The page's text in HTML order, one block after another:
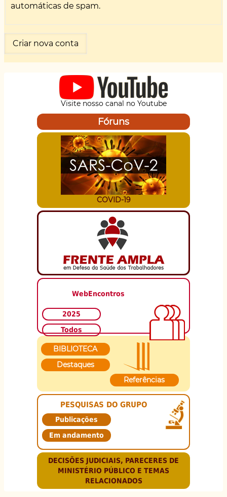
automáticas de spam.
Visite nosso canal no Youtube
Fóruns
COVID-19
WebEncontros
2025
Todos
BIBLIOTECA
Destaques
Referências
PESQUISAS DO GRUPO
Publicações
Em andamento
DECISÕES JUDICIAIS, PARECERES DE
MINISTÉRIO PÚBLICO E TEMAS
RELACIONADOS